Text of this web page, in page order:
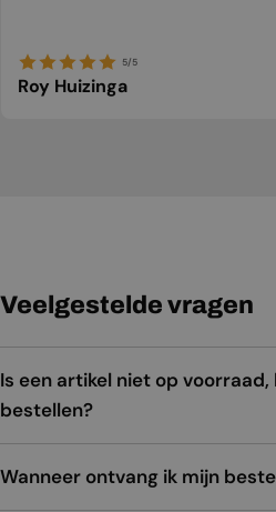
5/5
Roy Huizinga
Veelgestelde vragen
Is een artikel niet op
bestellen?
Wanneer ontvang ik mijn